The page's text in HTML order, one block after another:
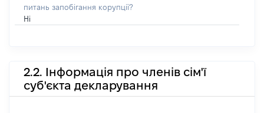
питань запобігання корупції?
Ні
2.2. Інформація про членів сім'ї
суб'єкта декларування